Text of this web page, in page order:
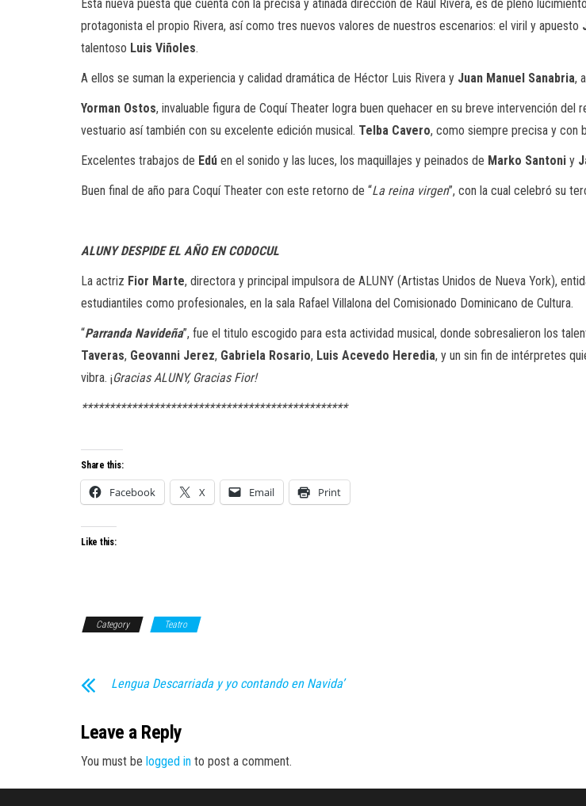
Esta nueva puesta que cuenta con la precisa y atinada dirección de Raúl Rivera, es de pleno
protagonista el propio Rivera, así como tres nuevos valores de nuestros escenarios: el viril y apuesto
talentoso Luis Viñoles.
A ellos se suman la experiencia y calidad dramática de Héctor Luis Rivera y Juan Manuel Sanabria,
Yorman Ostos, invaluable figura de Coquí Theater logra buen quehacer en su breve intervención
vestuario así también con su excelente edición musical. Telba Cavero, como siempre precisa y con
Excelentes trabajos de Edú en el sonido y las luces, los maquillajes y peinados de Marko Santoni y
Buen final de año para Coquí Theater con este retorno de “La reina virgen”, con la cual celebró su
ALUNY DESPIDE EL AÑO EN CODOCUL
La actriz Fior Marte, directora y principal impulsora de ALUNY (Artistas Unidos de Nueva York),
estudiantiles como profesionales, en la sala Rafael Villalona del Comisionado Dominicano de Cultura.
“Parranda Navideña”, fue el titulo escogido para esta actividad musical, donde sobresalieron los
Taveras, Geovanni Jerez, Gabriela Rosario, Luis Acevedo Heredia, y un sin fin de intérpretes
vibra. ¡Gracias ALUNY, Gracias Fior!
************************************************
Share this:
Facebook X Email Print
Like this:
Category Teatro
Lengua Descarriada y yo contando en Navida’
Leave a Reply
You must be logged in to post a comment.